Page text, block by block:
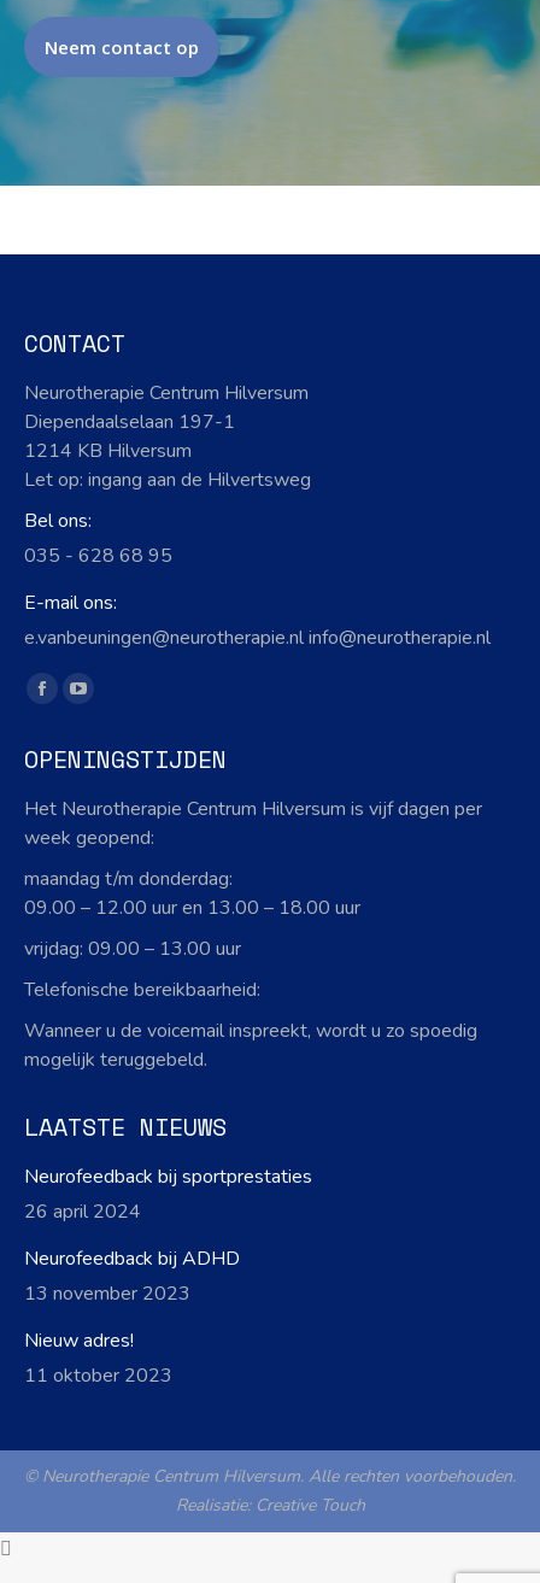
Neem contact op
CONTACT
Neurotherapie Centrum Hilversum
Diependaalselaan 197-1
1214 KB Hilversum
Let op: ingang aan de Hilvertsweg
Bel ons:
035 - 628 68 95
E-mail ons:
e.vanbeuningen@neurotherapie.nl info@neurotherapie.nl
Vind ons op:
Facebook
opens
in
new
YouTube
opens
new
OPENINGSTIJDEN
Het Neurotherapie Centrum Hilversum is vijf dagen per
week geopend:
maandag t/m donderdag:
09.00 – 12.00 uur en 13.00 – 18.00 uur
vrijdag: 09.00 – 13.00 uur
Telefonische bereikbaarheid:
Wanneer u de voicemail inspreekt, wordt u zo spoedig
mogelijk teruggebeld.
LAATSTE NIEUWS
Neurofeedback bij sportprestaties
26 april 2024
Neurofeedback bij ADHD
13 november 2023
Nieuw adres!
11 oktober 2023
© Neurotherapie Centrum Hilversum. Alle rechten voorbehouden.
Realisatie: Creative Touch